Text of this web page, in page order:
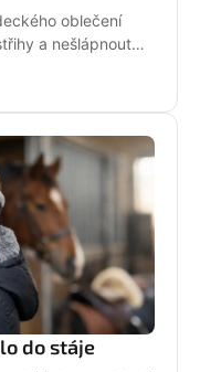
oblečení
a nešlápnout
do stáje